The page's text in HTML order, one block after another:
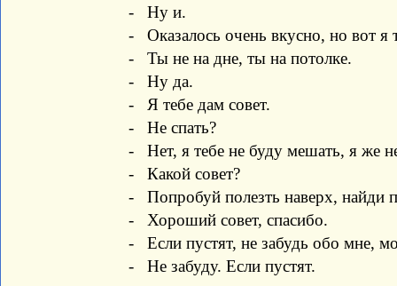
- Ну и.
- Оказалось очень вкусно, но вот я
- Ты не на дне, ты на потолке.
- Ну да.
- Я тебе дам совет.
- Не спать?
- Нет, я тебе не буду мешать, я же
- Какой совет?
- Попробуй полезть наверх, найди
- Хороший совет, спасибо.
- Если пустят, не забудь обо мне,
- Не забуду. Если пустят.